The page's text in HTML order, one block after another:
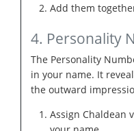
Add them
4. Personality
The Personality
in your name. It
the outward
Assign Chaldean